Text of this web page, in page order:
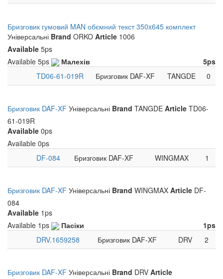
Бризговик гумовий MAN обємний текст 350x645 комплект
Універсальні Brand ORKO Article 1006
Available 5ps
Available 5ps Малехів
5ps
TD06-61-019R
Бризговик DAF-XF TANGDE 0
Бризговик DAF-XF Універсальні Brand TANGDE Article TD06-
61-019R
Available 0ps
Available 0ps
DF-084
Бризговик DAF-XF WINGMAX 1
Бризговик DAF-XF Універсальні Brand WINGMAX Article DF-
084
Available 1ps
Available 1ps Пасіки
1ps
DRV.1659258
Бризговик DAF-XF DRV 2
Бризговик DAF-XF Універсальні Brand DRV Article